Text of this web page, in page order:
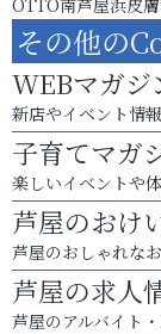
OTTO南芦屋浜皮
その他の
WEBマガジ
新店やイベント情
子育てマガ
楽しいイベントや
芦屋のおけ
芦屋のおしゃれな
芦屋の求人
芦屋のアルバイト